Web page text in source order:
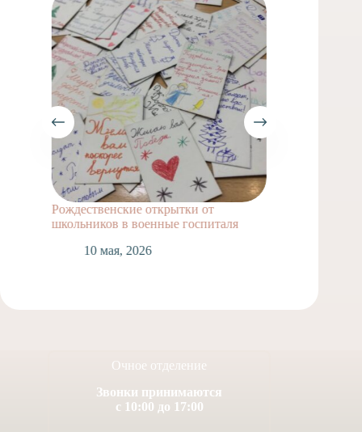
Рождественские открытки от
школьников в военные госпиталя
10 мая, 2026
Очное отделение
Звонки принимаются
с 10:00 до 17:00